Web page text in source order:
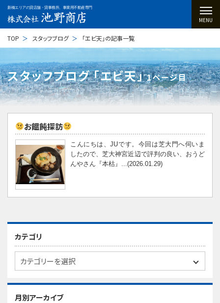
新橋エリアの貸店舗・貸事務所、事業用不動産専門
MENU
TOP スタッフブログ 「エビ天」の記事一覧
スタッフブログ ｢エビ天｣1ページ目
お饂飩探訪
こんにちは、JUです。今回は芝大門へ伺いま
したので、芝大神宮近辺で評判の良い、おうど
んやさん『本枯』...(2026.01.29)
カテゴリ
月別アーカイブ